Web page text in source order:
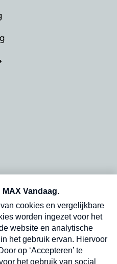
dinsdagochtend in
Verzend